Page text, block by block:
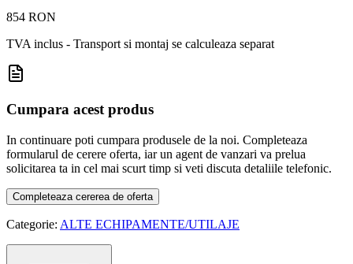
854 RON
TVA inclus - Transport si montaj se calculeaza separat
Cumpara acest produs
In continuare poti cumpara produsele de la noi. Completeaza
formularul de cerere oferta, iar un agent de vanzari va prelua
solicitarea ta in cel mai scurt timp si veti discuta detaliile telefonic.
Completeaza cererea de oferta
Categorie: ALTE ECHIPAMENTE/UTILAJE